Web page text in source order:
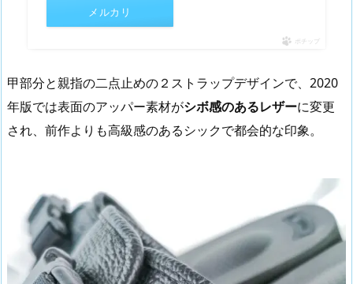
メルカリ
ポチップ
甲部分と親指の二点止めの２ストラップデザインで、2020
年版では表面のアッパー素材がシボ感のあるレザーに変更
され、前作よりも高級感のあるシックで都会的な印象。